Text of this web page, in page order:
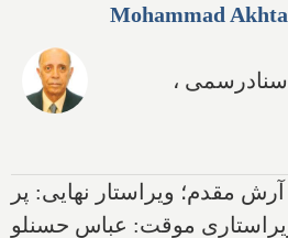
Mohammad
،
مقدم؛ ویراستار نهایی: پر
موقت: عباس حسنلو